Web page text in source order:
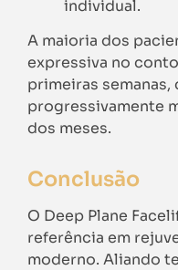
individual.
A maioria dos
expressiva no
primeiras
progressivamente
dos meses.
Conclusão
O Deep Plane
referência em
moderno. Aliando